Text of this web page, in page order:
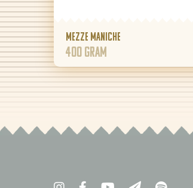
Mezze Maniche
400 gram